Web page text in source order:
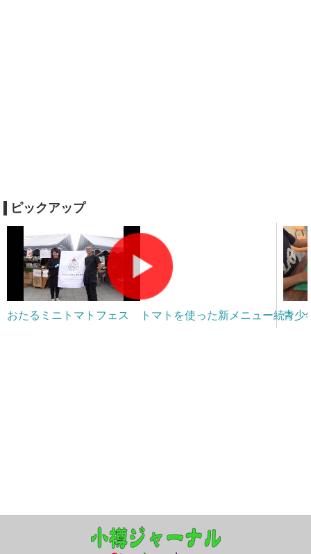
おたるミニトマトフェス トマトを使った新メニュー続々青少